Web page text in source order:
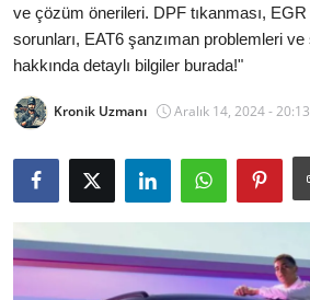
Trafik & Cezalar
Sigorta & Kasko
Vergi & ÖTV & MTV
Muayene & Ruhsat
Sorgulamalar
İkinci El & Alım-Satım
ve çözüm önerileri. DPF tıkanması,
sorunları, EAT6 şanzıman problemleri
hakkında detaylı bilgiler burada!"
Kronik Uzmanı Aralık 14, 2024 - 20:13